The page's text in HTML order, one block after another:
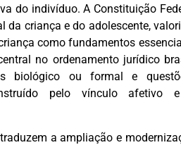
do indivíduo. A Constituição
da criança e do adolescente,
como fundamentos
no ordenamento jurídico
biológico ou formal e
pelo vínculo afetivo
a ampliação e